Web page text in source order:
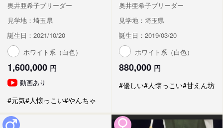
奥井亜希子ブリーダー
見学地：埼玉県
誕生日：2021/10/20
ホワイト系（白色）
1,600,000 円
動画あり
#元気#人懐っこい#やんちゃ
奥井亜希子ブリーダー
見学地：埼玉県
誕生日：2019/03/20
ホワイト系（白色）
880,000 円
#優しい#人懐っこい#甘えん坊